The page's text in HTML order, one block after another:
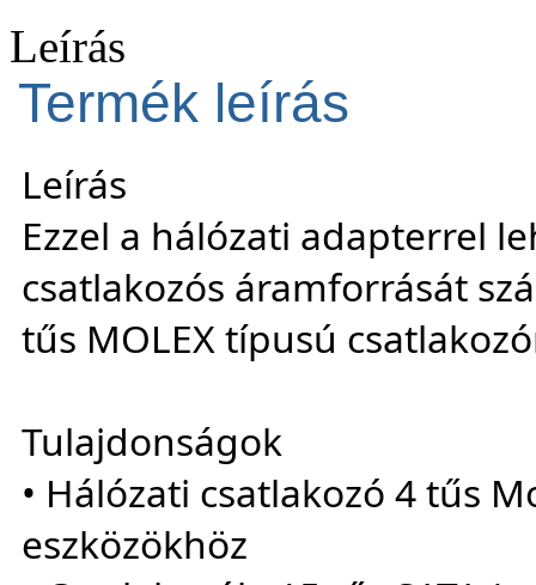
Leírás
Termék leírás
Leírás
Ezzel a hálózati adapterrel
csatlakozós áramforrását
tűs MOLEX típusú
Tulajdonságok
• Hálózati csatlakozó 4 tűs
eszközökhöz